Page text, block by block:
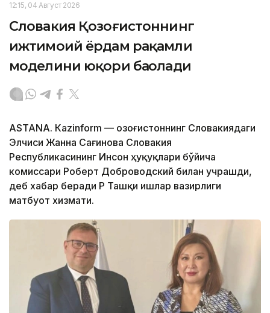
12:15, 04 Август 2026
Словакия Қозоғистоннинг
ижтимоий ёрдам рақамли
моделини юқори баҳолади
ASTANА. Кazinform — Қозоғистоннинг Словакиядаги
Элчиси Жанна Сағинова Словакия
Республикасининг Инсон ҳуқуқлари бўйича
комиссари Роберт Доброводский билан учрашди,
деб хабар беради ҚР Ташқи ишлар вазирлиги
матбуот хизмати.